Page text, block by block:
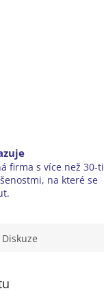
firma s více než 30-ti
na které se
Diskuze